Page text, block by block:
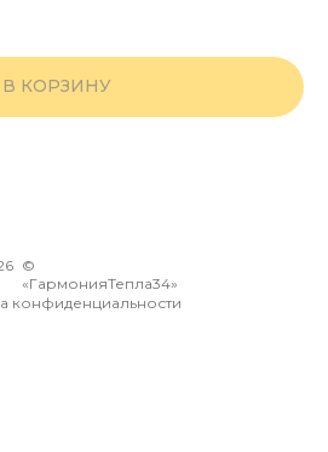
В КОРЗИНУ
конфиденциальности
©
«ГармонияТепла34»